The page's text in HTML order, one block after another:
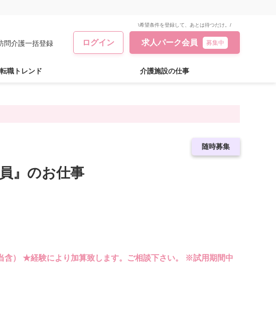
問介護一括登録 ログイン
\希望条件を登録して、あとは待つだけ。/
求人パーク会員 募集中
職トレンド 介護施設の仕事
急募求人
随時募集
』のお仕事
含） ★経験により加算致します。ご相談下さい。 ※試用期間中